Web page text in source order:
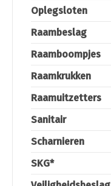
Oplegsloten
Raambeslag
Raamboompjes
Raamkrukken
Raamuitzetters
Sanitair
Scharnieren
SKG*